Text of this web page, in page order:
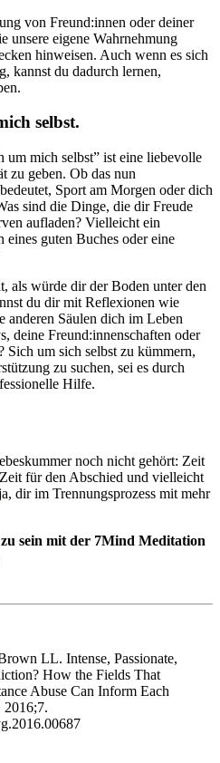
von Freund:innen oder deiner
unsere eigene Wahrnehmung
hinweisen. Auch wenn es sich
kannst du dadurch lernen,
selbst.
mich selbst” ist eine liebevolle
zu geben. Ob das nun
Sport am Morgen oder dich
sind die Dinge, die dir Freude
aufladen? Vielleicht ein
eines guten Buches oder eine
als würde dir der Boden unter den
du dir mit Reflexionen wie
anderen Säulen dich im Leben
deine Freund:innenschaften oder
um sich selbst zu kümmern,
zu suchen, sei es durch
Hilfe.
noch nicht gehört: Zeit
für den Abschied und vielleicht
dir im Trennungsprozess mit mehr
sein mit der 7Mind Meditation
LL. Intense, Passionate,
How the Fields That
Abuse Can Inform Each
2016;7.